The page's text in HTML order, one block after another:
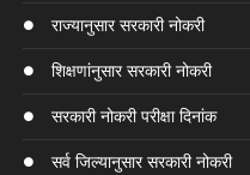
राज्यानुसार सरकारी नोकरी
शिक्षणांनुसार सरकारी नोकरी
सरकारी नोकरी परीक्षा दिनांक
सर्व जिल्यानुसार सरकारी नोकरी